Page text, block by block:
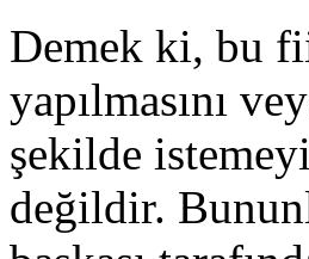
Demek ki, bu
yapıl­masını
şekilde
değildir.